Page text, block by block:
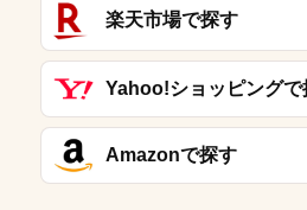
楽天市場で探す
Yahoo!ショッピングで
Amazonで探す